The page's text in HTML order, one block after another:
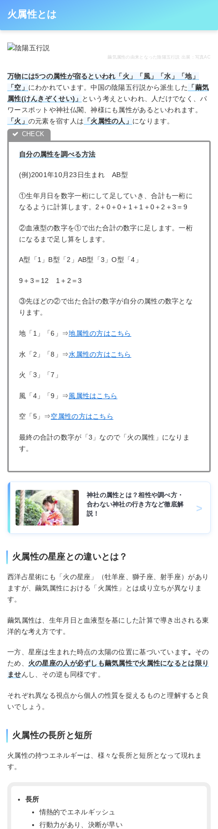
火属性とは
繭気属性の由来となった陰陽五行説 出展：写真AC
万物には5つの属性が宿るといわれ「火」「風」「水」「地」
「空」 にわかれています。中国の陰陽五行説から派生した
「繭気
属性(けんきぞくせい)」 という考えといわれ、人だけでなく、パ
ワースポットや神社仏閣、神様にも属性があるといわれます。
「火」 の元素を宿す人は 「火属性の人」 になります。
自分の属性を調べる方法
(例)2001年10月23日生まれ AB型
①生年月日を数字一桁にして足していき、合計も一桁に
なるように計算します。2＋0＋0＋1＋1＋0＋2＋3＝9
②血液型の数字を①で出た合計の数字に足します。一桁
になるまで足し算をします。
A型「1」B型「2」AB型「3」O型「4」
9＋3＝12 1＋2＝3
③先ほどの②で出た合計の数字が自分の属性の数字とな
ります。
地「1」「6」⇒地属性の方はこちら
水「2」「8」⇒水属性の方はこちら
火「3」「7」
風「4」「9」⇒風属性はこちら
空「5」⇒空属性の方はこちら
最終の合計の数字が「3」なので「火の属性」になりま
す。
神社の属性とは？相性や調べ方・
合わない神社の行き方など徹底解
説！
火属性の星座との違いとは？
西洋占星術にも「火の星座」（牡羊座、獅子座、射手座）があり
ますが、繭気属性における「火属性」とは成り立ちが異なりま
す。
繭気属性は、生年月日と血液型を基にした計算で導き出される東
洋的な考え方です。
一方、星座は生まれた時点の太陽の位置に基づいています。 その
ため、 火の星座の人が必ずしも繭気属性で火属性になるとは限り
ませんし、その逆も同様です。
それぞれ異なる視点から個人の性質を捉えるものと理解すると良
いでしょう。
火属性の長所と短所
火属性の持つエネルギーは、様々な長所と短所となって現れま
す。
長所
情熱的でエネルギッシュ
行動力があり、決断が早い